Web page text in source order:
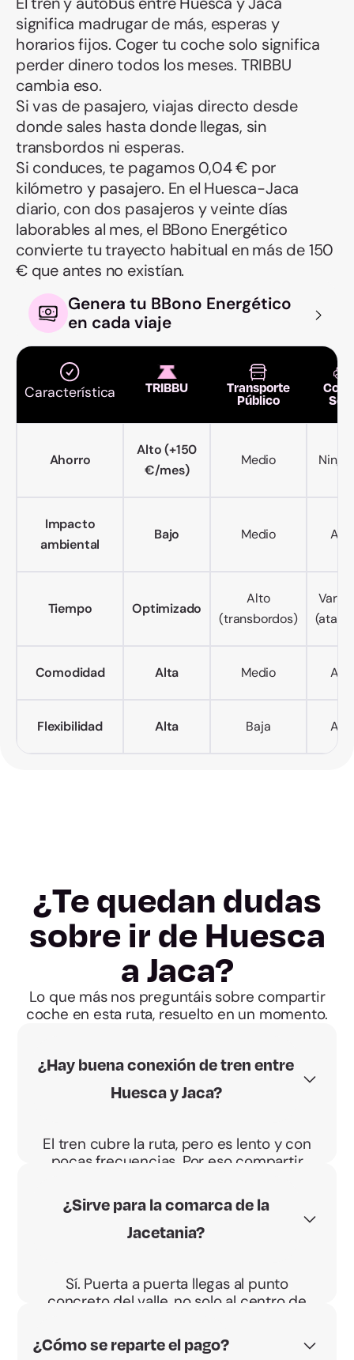
significa madrugar de más, esperas y
horarios fijos. Coger tu coche solo significa
perder dinero todos los meses. TRIBBU
cambia eso.
Si vas de pasajero, viajas directo desde
donde sales hasta donde llegas, sin
transbordos ni esperas.
Si conduces, te pagamos 0,04 € por
kilómetro y pasajero. En el Huesca-Jaca
diario, con dos pasajeros y veinte días
laborables al mes, el BBono Energético
convierte tu trayecto habitual en más de 150
€ que antes no existían.
Genera tu BBono Energético
en cada viaje
Característica TRIBBU Transporte
Público Solo
Ahorro
Alto (+150
€/mes)
Medio
Impacto
ambiental
Bajo Medio Alto
Tiempo Optimizado
Alto
(transbordos)
Comodidad Alta Medio Alto
Flexibilidad Alta Baja Alta
¿Te quedan dudas
sobre ir de Huesca
a Jaca?
Lo que más nos preguntáis sobre compartir
coche en esta ruta, resuelto en un momento.
¿Hay buena conexión de tren entre
Huesca y Jaca?
El tren cubre la ruta, pero es lento y con
pocas frecuencias. Por eso compartir
¿Sirve para la comarca de la
Jacetania?
Sí. Puerta a puerta llegas al punto
concreto del valle, no solo al centro de
¿Cómo se reparte el pago?